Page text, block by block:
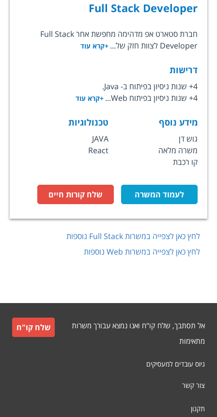
Full Stack Developer
חברת סטארט אפ מדהימה מחפשת אחר Full Stack
Developer לצוות חזק של...
+קרא עוד
דרישות
4+ שנות ניסיון בפיתוח ב- Java.
4+ שנות ניסיון בפיתוח Web...
+קרא עוד
מידע נוסף
גוש דן
משרה מלאה
קו רכבת
טכנולוגיות
JAVA
React
לעמוד המשרה שלח קורות חיים
לחץ כאן לצפייה במשרותFull Stack נוספות
לחץ כאן לצפייה במשרות Web נוספות
אל תסתבך, שלח קו"ח ואנו נמצא עבורך משרות
מתאימות
שלח קו"ח
גיוס עובדים למעסיקים
צור קשר
תקנון